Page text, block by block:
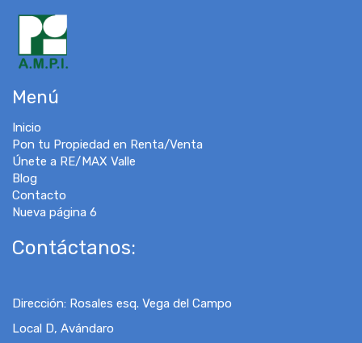
Menú
Inicio
Pon tu Propiedad en Renta/Venta
Únete a RE/MAX Valle
Blog
Contacto
Nueva página 6
Contáctanos:
Dirección: Rosales esq. Vega del Campo
Local D, Avándaro